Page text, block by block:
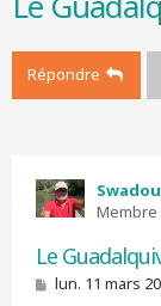
Répondre
Membre
Le
M
lun. 11 mars